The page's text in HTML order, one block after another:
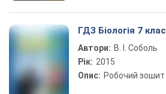
ГДЗ Біологія 7 клас
Автори: В. І. Соболь
Рік: 2015
Опис: Робочий зошит